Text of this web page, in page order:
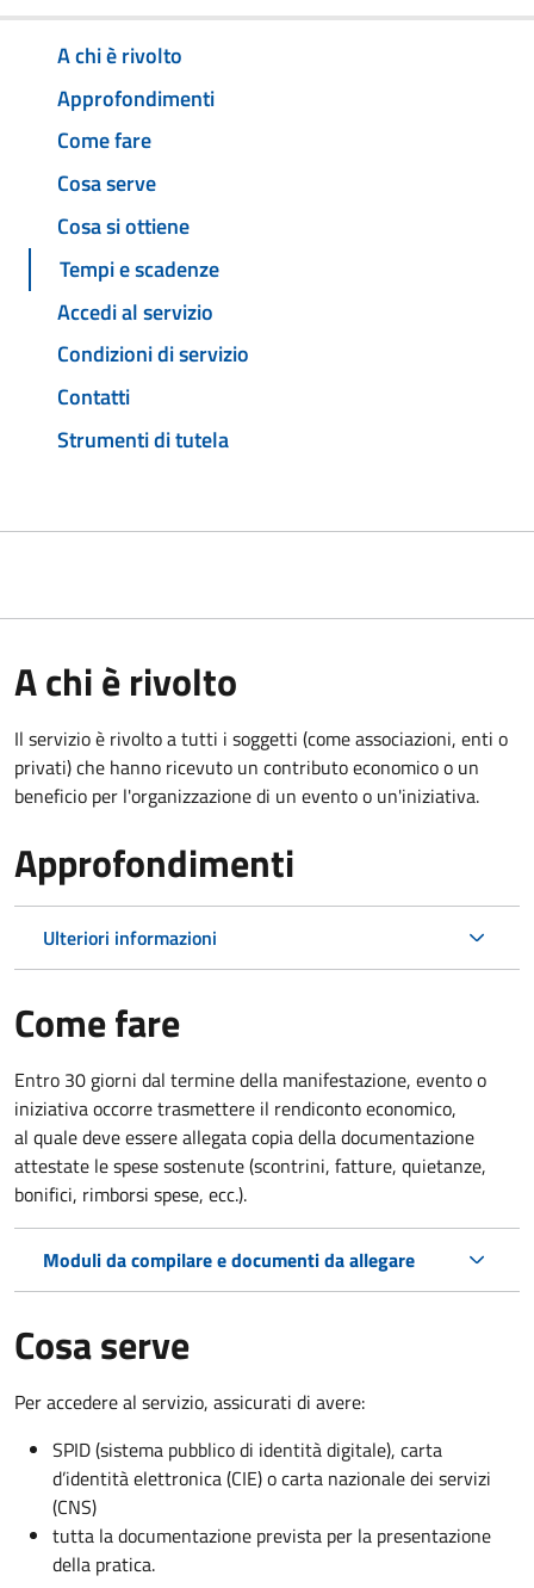
A chi è rivolto
Approfondimenti
Come fare
Cosa serve
Cosa si ottiene
Tempi e scadenze
Accedi al servizio
Condizioni di servizio
Contatti
Strumenti di tutela
A chi è rivolto
Il servizio è rivolto a tutti i soggetti (come associazioni, enti o
privati) che hanno ricevuto un contributo economico o un
beneficio per l'organizzazione di un evento o un'iniziativa.
Approfondimenti
Ulteriori informazioni
Come fare
Entro 30 giorni dal termine della manifestazione, evento o
iniziativa occorre trasmettere il rendiconto economico,
al quale deve essere allegata copia della documentazione
attestate le spese sostenute (scontrini, fatture, quietanze,
bonifici, rimborsi spese, ecc.).
Moduli da compilare e documenti da allegare
Cosa serve
Per accedere al servizio, assicurati di avere:
SPID (sistema pubblico di identità digitale), carta
d’identità elettronica (CIE) o carta nazionale dei servizi
(CNS)
tutta la documentazione prevista per la presentazione
della pratica.